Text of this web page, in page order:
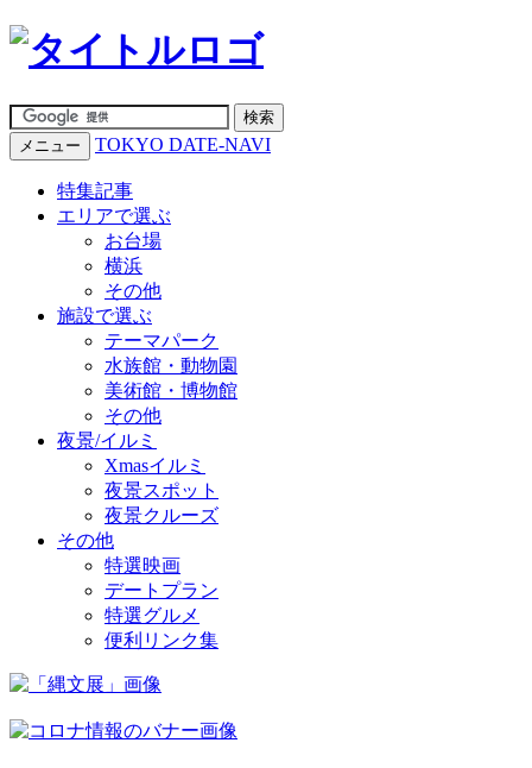
メニュー TOKYO DATE-NAVI
特集記事
エリアで選ぶ
お台場
横浜
その他
施設で選ぶ
テーマパーク
水族館・動物園
美術館・博物館
その他
夜景/イルミ
Xmasイルミ
夜景スポット
夜景クルーズ
その他
特選映画
デートプラン
特選グルメ
便利リンク集